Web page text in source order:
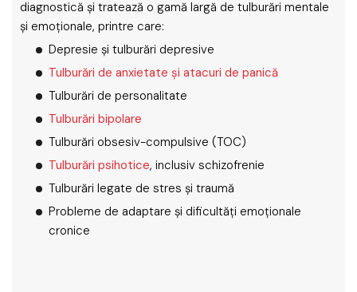
diagnostică și tratează o gamă largă de tulburări mentale
și emoționale, printre care:
Depresie și tulburări depresive
Tulburări de anxietate și atacuri de panică
Tulburări de personalitate
Tulburări bipolare
Tulburări obsesiv-compulsive (TOC)
Tulburări psihotice, inclusiv schizofrenie
Tulburări legate de stres și traumă
Probleme de adaptare și dificultăți emoționale
cronice